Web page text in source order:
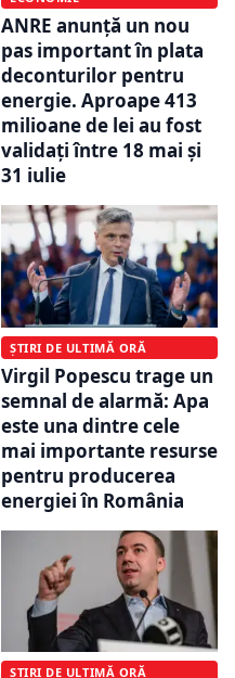
ANRE anunță un nou
pas important în plata
deconturilor pentru
energie. Aproape 413
milioane de lei au fost
validați între 18 mai și
31 iulie
ȘTIRI DE ULTIMĂ ORĂ
Virgil Popescu trage un
semnal de alarmă: Apa
este una dintre cele
mai importante resurse
pentru producerea
energiei în România
ȘTIRI DE ULTIMĂ ORĂ